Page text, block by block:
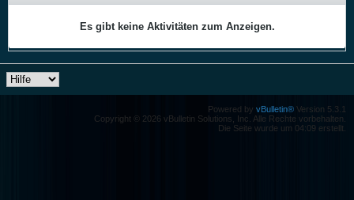
Es gibt keine Aktivitäten zum Anzeigen.
Powered by vBulletin® Version 5.3.1
Copyright © 2026 vBulletin Solutions, Inc. Alle Rechte vorbehalten.
Die Seite wurde um 04:09 erstellt.